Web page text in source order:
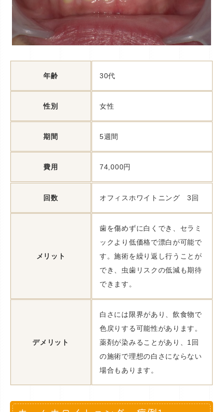
年齢 30代
性別 女性
期間 5週間
費用 74,000円
回数 オフィスホワイトニング 3回
メリット
歯を傷めずに白くでき、セラミ
ックより低価格で漂白が可能で
す。施術を繰り返し行うことが
でき、虫歯リスクの低減も期待
できます。
デメリット
白さには限界があり、飲食物で
色戻りする可能性があります。
薬剤が染みることがあり、1回
の施術で理想の白さにならない
場合もあります。